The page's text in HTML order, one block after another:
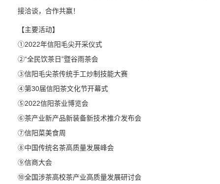
接洽谈，合作共赢！
【主要活动】
①2022年信阳毛尖开采仪式
②“全民饮茶日”暨谷雨茶会
③信阳毛尖茶传统手工炒制技能大赛
④第30届信阳茶文化节开幕式
⑤2022信阳茶业博览会
⑥茶产业新产品新装备新技术推介发布会
⑦信阳菜美食周
⑧中国传统名茶高质量发展峰会
⑨信商大会
⑩全国涉茶高校茶产业高质量发展研讨会